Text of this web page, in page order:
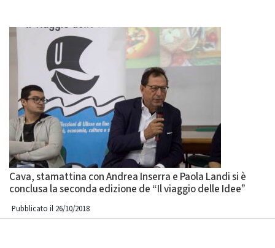
Cava, stamattina con Andrea Inserra e Paola Landi si è
conclusa la seconda edizione de “Il viaggio delle Idee”
Pubblicato il 26/10/2018